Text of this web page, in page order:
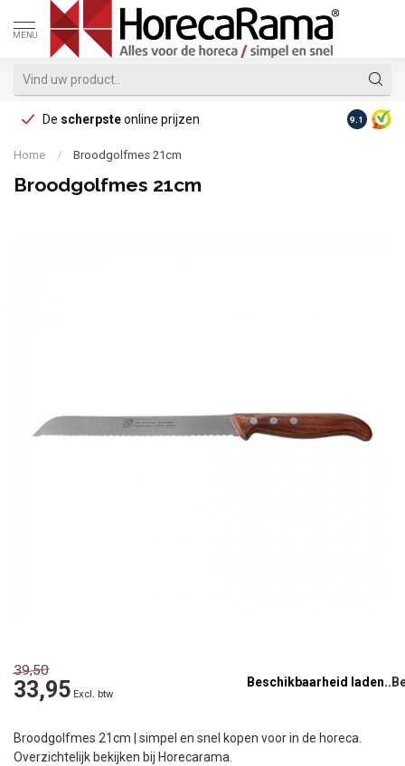
MENU
De scherpsteonline prijzen Op
9.1
Home / Broodgolfmes 21cm
Broodgolfmes 21cm
39,50
33,95 Excl. btw
Beschikbaarheid laden..
Broodgolfmes 21cm | simpel en snel kopen voor in de horeca.
Overzichtelijk bekijken bij Horecarama.